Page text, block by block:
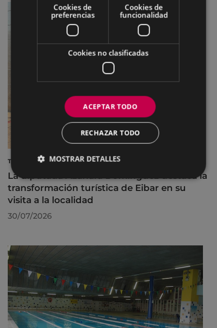
TURISMO
La diputada Azahara Domínguez destaca la
transformación turística de Eibar en su
visita a la localidad
30/07/2026
Cookies de
preferencias
Cookies de
funcionalidad
Cookies no clasificadas
ACEPTAR TODO
RECHAZAR TODO
MOSTRAR DETALLES